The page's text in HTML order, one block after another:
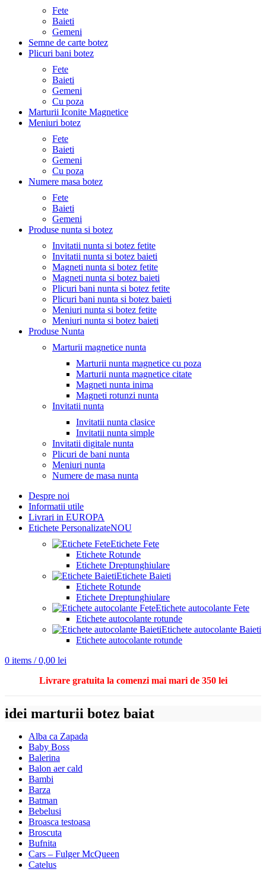
Fete
Baieti
Gemeni
Semne de carte botez
Plicuri bani botez
Fete
Baieti
Gemeni
Cu poza
Marturii Iconite Magnetice
Meniuri botez
Fete
Baieti
Gemeni
Cu poza
Numere masa botez
Fete
Baieti
Gemeni
Produse nunta si botez
Invitatii nunta si botez fetite
Invitatii nunta si botez baieti
Magneti nunta si botez fetite
Magneti nunta si botez baieti
Plicuri bani nunta si botez fetite
Plicuri bani nunta si botez baieti
Meniuri nunta si botez fetite
Meniuri nunta si botez baieti
Produse Nunta
Marturii magnetice nunta
Marturii nunta magnetice cu poza
Marturii nunta magnetice citate
Magneti nunta inima
Magneti rotunzi nunta
Invitatii nunta
Invitatii nunta clasice
Invitatii nunta simple
Invitatii digitale nunta
Plicuri de bani nunta
Meniuri nunta
Numere de masa nunta
Despre noi
Informatii utile
Livrari in EUROPA
Etichete PersonalizateNOU
Etichete Fete
Etichete Rotunde
Etichete Dreptunghiulare
Etichete Baieti
Etichete Rotunde
Etichete Dreptunghiulare
Etichete autocolante Fete
Etichete autocolante rotunde
Etichete autocolante Baieti
Etichete autocolante rotunde
0 items / 0,00 lei
Livrare gratuita la comenzi mai mari de 350 lei
idei marturii botez baiat
Alba ca Zapada
Baby Boss
Balerina
Balon aer cald
Bambi
Barza
Batman
Bebelusi
Broasca testoasa
Broscuta
Bufnita
Cars – Fulger McQueen
Catelus